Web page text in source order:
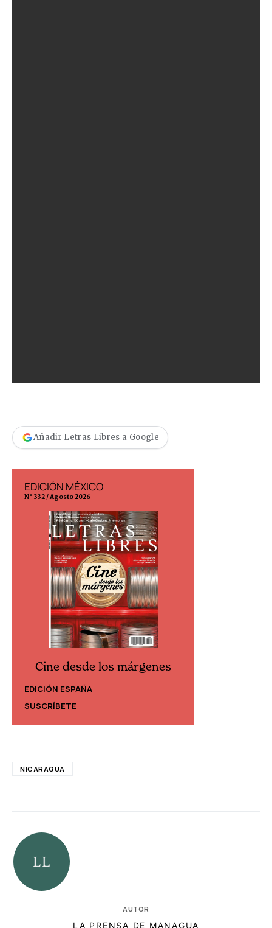
Añadir Letras Libres a Google
EDICIÓN MÉXICO
N° 332 / Agosto 2026
Cine desde los márgenes
EDICIÓN ESPAÑA
SUSCRÍBETE
NICARAGUA
AUTOR
LA PRENSA DE MANAGUA